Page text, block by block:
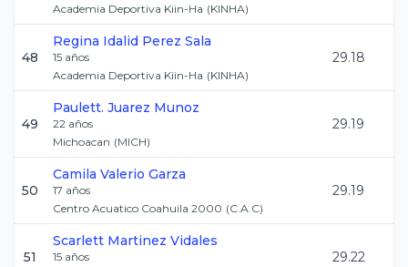
Academia Deportiva Kiin-Ha (KINHA)
48
Regina Idalid Perez Sala
15 años
Academia Deportiva Kiin-Ha (KINHA)
29.18
49
Paulett. Juarez Munoz
22 años
Michoacan (MICH)
29.19
50
Camila Valerio Garza
17 años
Centro Acuatico Coahuila 2000 (C.A.C)
29.19
51
Scarlett Martinez Vidales
15 años
29.22